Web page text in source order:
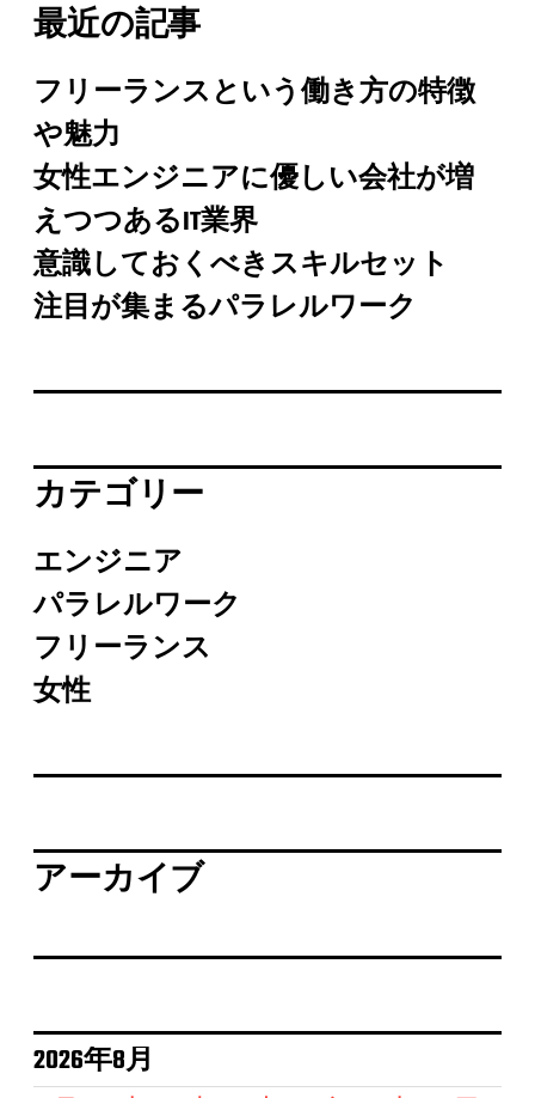
最近の記事
フリーランスという働き方の特徴
や魅力
女性エンジニアに優しい会社が増
えつつあるIT業界
意識しておくべきスキルセット
注目が集まるパラレルワーク
カテゴリー
エンジニア
パラレルワーク
フリーランス
女性
アーカイブ
2026年8月